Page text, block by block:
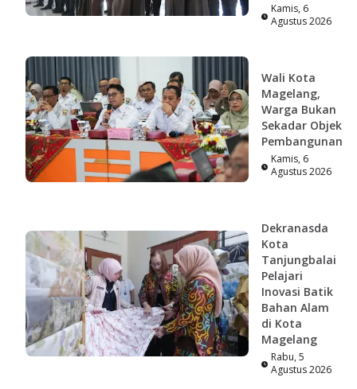
Kamis, 6
Agustus 2026
Wali Kota
Magelang,
Warga Bukan
Sekadar Objek
Pembangunan
Kamis, 6
Agustus 2026
Dekranasda
Kota
Tanjungbalai
Pelajari
Inovasi Batik
Bahan Alam
di Kota
Magelang
Rabu, 5
Agustus 2026